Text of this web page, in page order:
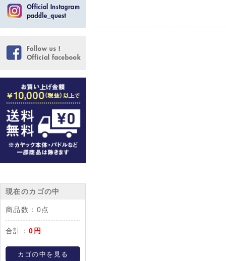
現在のカゴの中
商品数： 0点
合計：0円
カゴの中を見る